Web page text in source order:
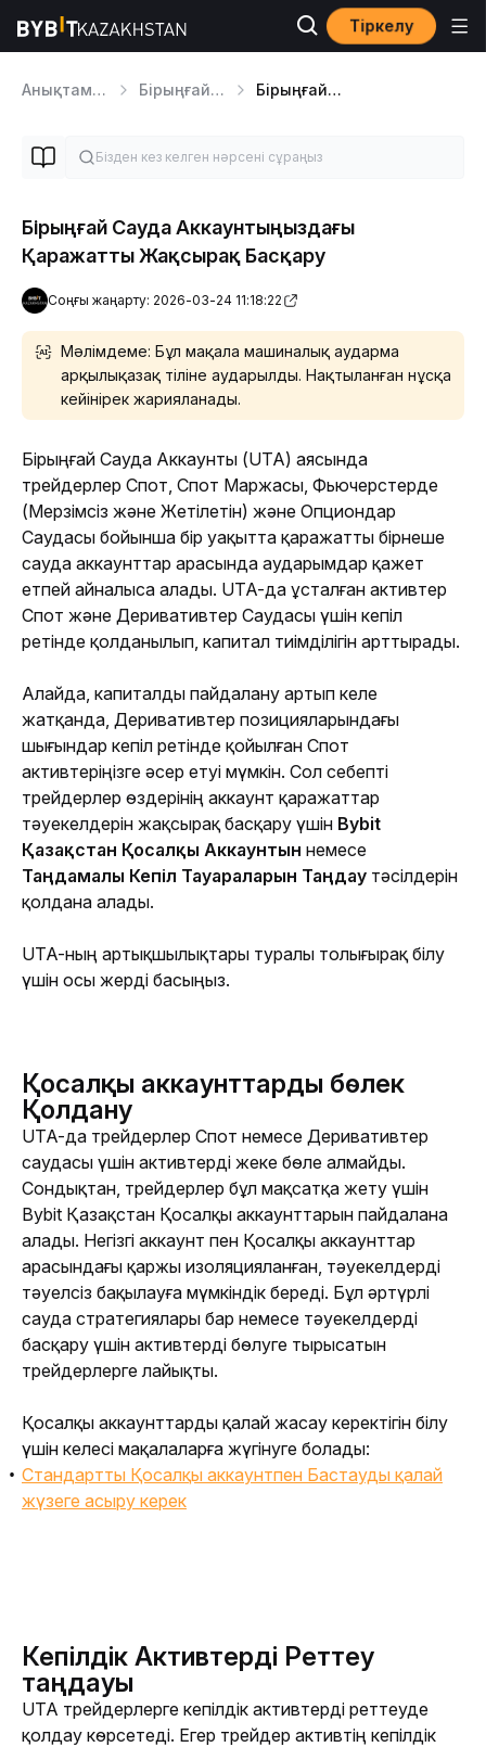
Тіркелу
Анықтама орталығы Бірыңғай сауда шоты Бірыңғай сауда тәуекелдерін басқару
Бірыңғай Сауда Аккаунтыңыздағы
Қаражатты Жақсырақ Басқару
Соңғы жаңарту: 2026-03-24 11:18:22
Мәлімдеме: Бұл мақала машиналық аударма
арқылықазақ тіліне аударылды. Нақтыланған нұсқа
кейінірек жарияланады.
Бірыңғай Сауда Аккаунты (UTA) аясында
трейдерлер Спот, Спот Маржасы, Фьючерстерде
(Мерзімсіз және Жетілетін) және Опциондар
Саудасы бойынша бір уақытта қаражатты бірнеше
сауда аккаунттар арасында аударымдар қажет
етпей айналыса алады. UTA-да ұсталған активтер
Спот және Деривативтер Саудасы үшін кепіл
ретінде қолданылып, капитал тиімділігін арттырады.
Алайда, капиталды пайдалану артып келе
жатқанда, Деривативтер позицияларындағы
шығындар кепіл ретінде қойылған Спот
активтеріңізге әсер етуі мүмкін. Сол себепті
трейдерлер өздерінің аккаунт қаражаттар
тәуекелдерін жақсырақ басқару үшін Bybit
Қазақстан Қосалқы Аккаунтын
Таңдамалы Кепіл Тауараларын Таңдау тәсілдерін
қолдана алады.
UTA-ның артықшылықтары туралы толығырақ білу
үшін осы жерді басыңыз.
Қосалқы аккаунттарды бөлек
Қолдану
UTA-да трейдерлер Спот немесе Деривативтер
саудасы үшін активтерді жеке бөле алмайды.
Сондықтан, трейдерлер бұл мақсатқа жету үшін
Bybit Қазақстан Қосалқы аккаунттарын пайдалана
алады. Негізгі аккаунт пен Қосалқы аккаунттар
арасындағы қаржы изоляцияланған, тәуекелдерді
тәуелсіз бақылауға мүмкіндік береді. Бұл әртүрлі
сауда стратегиялары бар немесе тәуекелдерді
басқару үшін активтерді бөлуге тырысатын
трейдерлерге лайықты.
Қосалқы аккаунттарды қалай жасау керектігін білу
үшін келесі мақалаларға жүгінуге болады:
Стандартты Қосалқы аккаунтпен Бастауды қалай
жүзеге асыру керек
Кепілдік Активтерді Реттеу
таңдауы
UTA трейдерлерге кепілдік активтерді реттеуде
қолдау көрсетеді. Егер трейдер активтің кепілдік